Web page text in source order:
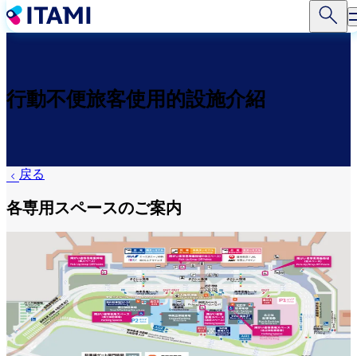
移
至
行動不便旅客使用的設施介紹
戻る
各専用スペースのご案内